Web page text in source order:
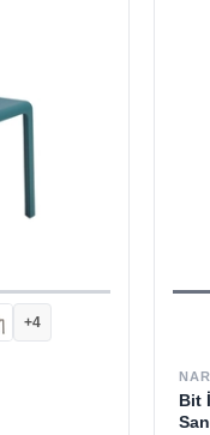
+4
Bit